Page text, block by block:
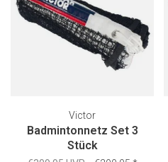
Victor
Badmintonnetz Set 3
Stück